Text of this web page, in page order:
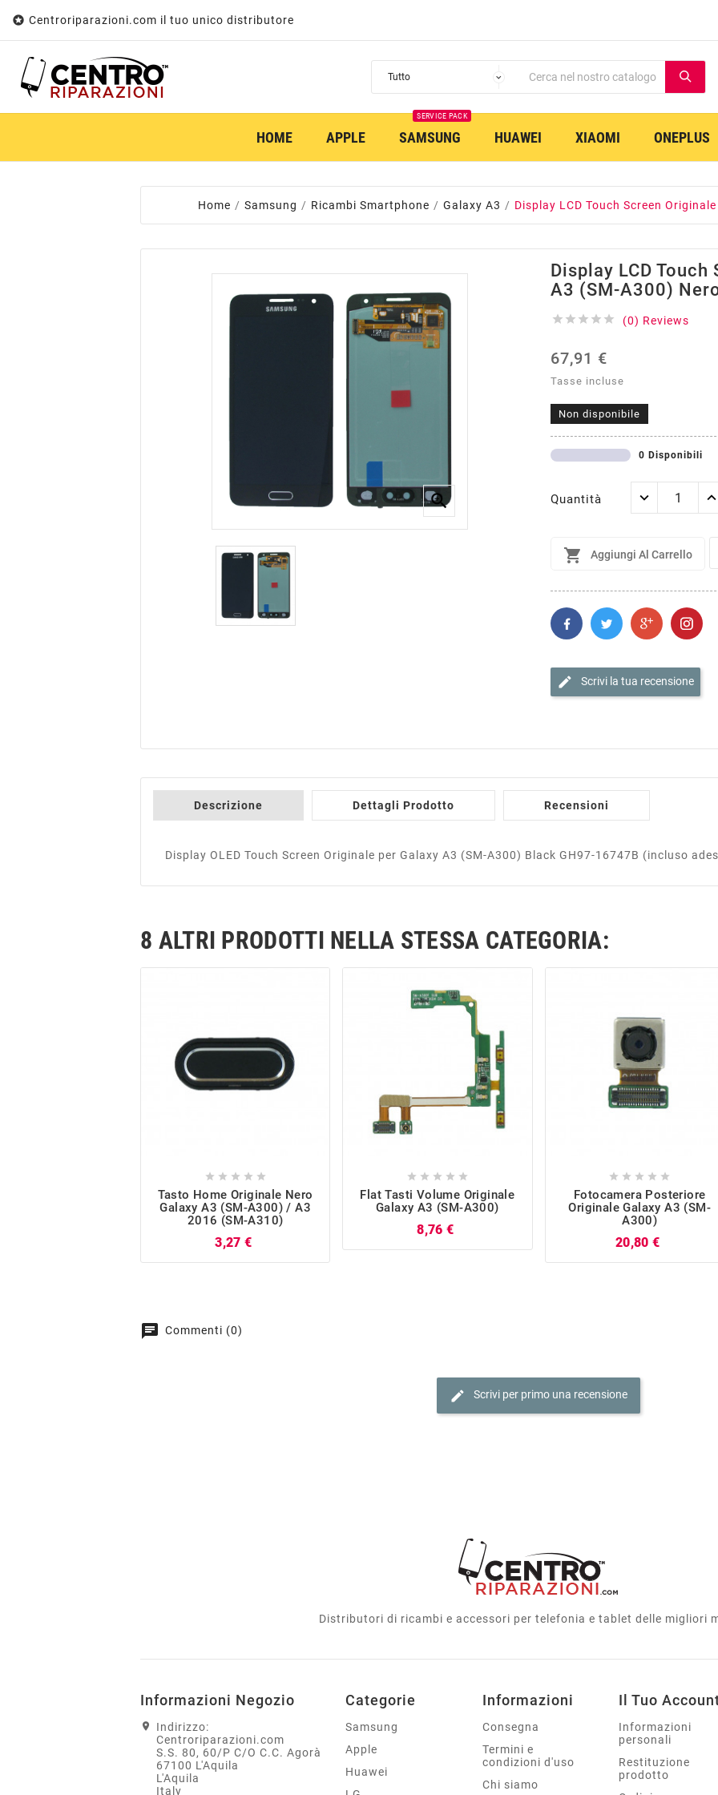
 Centroriparazioni.com il tuo unico distributore
HOME APPLE SAMSUNG
SERVICE PACK
HUAWEI XIAOMI ONEPLUS
Home Samsung Ricambi Smartphone Galaxy A3 Display LCD Touch Screen

Display LCD
A3 (SM-A300)
     (0) Reviews
67,91 €
Tasse incluse
Non disponibile
0 Disponibili
Quantità
 Aggiungi Al Carrello
edit Scrivi la tua recensione
Descrizione Dettagli Prodotto Recensioni
Display OLED Touch Screen Originale per Galaxy A3 (SM-A300) Black GH97-16747B (incluso
8 ALTRI PRODOTTI NELLA STESSA CATEGORIA:
    
Tasto Home Originale Nero
Galaxy A3 (SM-A300) / A3
2016 (SM-A310)
3,27 €
    
Flat Tasti Volume Originale
Galaxy A3 (SM-A300)
8,76 €
    
Fotocamera Posteriore
Originale Galaxy A3 (SM-
A300)
20,80 €
chat Commenti (0)
edit Scrivi per primo una recensione
Distributori di ricambi e accessori per telefonia e tablet delle migliori
Informazioni Negozio
Indirizzo:
Centroriparazioni.com
S.S. 80, 60/P C/O C.C. Agorà
67100 L'Aquila
L'Aquila
Italy
Categorie
Samsung
Apple
Huawei
Informazioni
Consegna
Termini e
condizioni d'uso
Chi siamo
Il Tuo
Informazioni
personali
Restituzione
prodotto